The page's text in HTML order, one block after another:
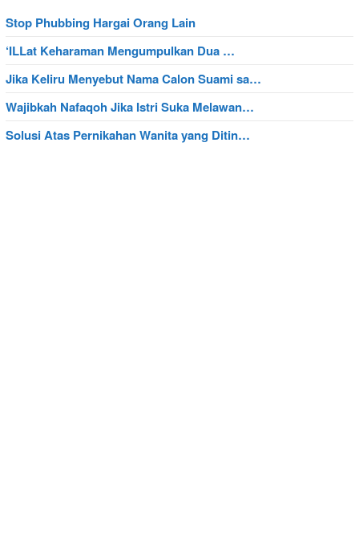
Stop Phubbing Hargai Orang Lain
‘ILLat Keharaman Mengumpulkan Dua …
Jika Keliru Menyebut Nama Calon Suami sa…
Wajibkah Nafaqoh Jika Istri Suka Melawan…
Solusi Atas Pernikahan Wanita yang Ditin…